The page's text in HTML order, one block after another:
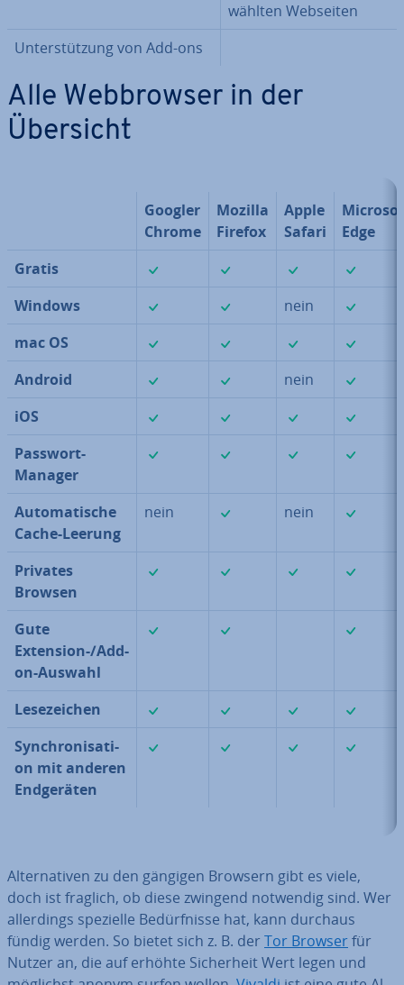
wähl­ten Webseiten
Un­ter­stüt­zung von Add-ons
Alle Web­brow­ser in der
Übersicht
Googler
Chrome
Mozilla
Firefox
Apple
Safari
Edge
Gratis
Windows
nein
mac OS
Android
nein
iOS
Passwort-
Manager
Au­to­ma­ti­sche
Cache-Leerung
nein nein
Privates
Browsen
Gute
Extension-/Add-
on-Auswahl
Le­se­zei­chen
Syn­chro­ni­sa­ti­
on mit anderen
End­ge­rä­ten
Al­ter­na­ti­ven zu den gängigen Browsern gibt es viele,
doch ist fraglich, ob diese zwingend notwendig sind. Wer
al­ler­dings spezielle Be­dürf­nis­se hat, kann durchaus
fündig werden. So bietet sich z. B. der Tor Browserfür
Nutzer an, die auf erhöhte Si­cher­heit Wert legen und